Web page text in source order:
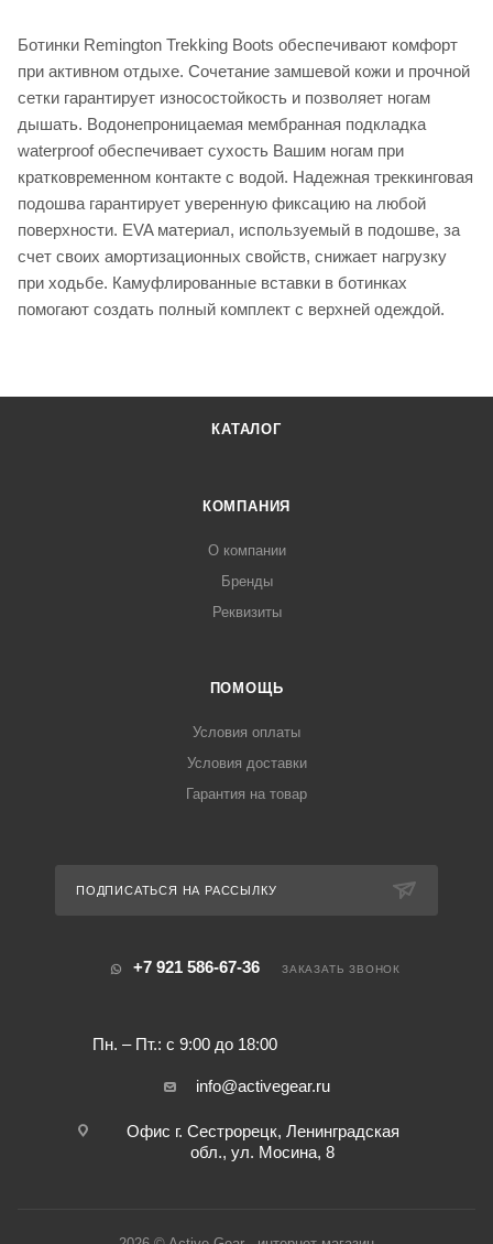
Ботинки Remington Trekking Boots обеспечивают комфорт
при активном отдыхе. Сочетание замшевой кожи и прочной
сетки гарантирует износостойкость и позволяет ногам
дышать. Водонепроницаемая мембранная подкладка
waterproof обеспечивает сухость Вашим ногам при
кратковременном контакте с водой. Надежная треккинговая
подошва гарантирует уверенную фиксацию на любой
поверхности. EVA материал, используемый в подошве, за
счет своих амортизационных свойств, снижает нагрузку
при ходьбе. Камуфлированные вставки в ботинках
помогают создать полный комплект с верхней одеждой.
КАТАЛОГ
КОМПАНИЯ
О компании
Бренды
Реквизиты
ПОМОЩЬ
Условия оплаты
Условия доставки
Гарантия на товар
ПОДПИСАТЬСЯ НА РАССЫЛКУ
+7 921 586-67-36
Пн. – Пт.: с 9:00 до 18:00
ЗАКАЗАТЬ ЗВОНОК
info@activegear.ru
Офис г. Сестрорецк, Ленинградская
обл., ул. Мосина, 8